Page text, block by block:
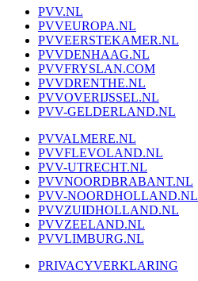
PVV.NL
PVVEUROPA.NL
PVVEERSTEKAMER.NL
PVVDENHAAG.NL
PVVFRYSLAN.COM
PVVDRENTHE.NL
PVVOVERIJSSEL.NL
PVV-GELDERLAND.NL
PVVALMERE.NL
PVVFLEVOLAND.NL
PVV-UTRECHT.NL
PVVNOORDBRABANT.NL
PVV-NOORDHOLLAND.NL
PVVZUIDHOLLAND.NL
PVVZEELAND.NL
PVVLIMBURG.NL
PRIVACYVERKLARING